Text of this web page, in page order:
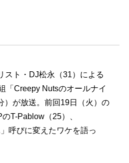
スト・DJ松永（31）による
「Creepy Nutsのオールナイ
）が放送。前回19日（火）の
T-Pablow（25）、
呼びに変えたワケを語っ